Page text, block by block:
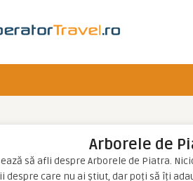
Arborele de
să afli despre Arborele de Piatra.
despre care nu ai știut, dar poți să îți